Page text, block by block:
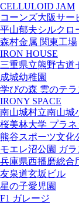
CELLULOID JAM
コーンズ大阪サー
平山郁夫シルクロ
森村金属 関東工場
IRON HOUSE
三重県立熊野古道
成城幼稚園
学びの森 雲のテラ
IRONY SPACE
南山城村立南山城
桜美林大学 プラ
熊谷スポーツ文化
モエレ沼公園 ガ
兵庫県西播磨総合
友泉道玄坂ビル
星の子愛児園
F1 ガレージ